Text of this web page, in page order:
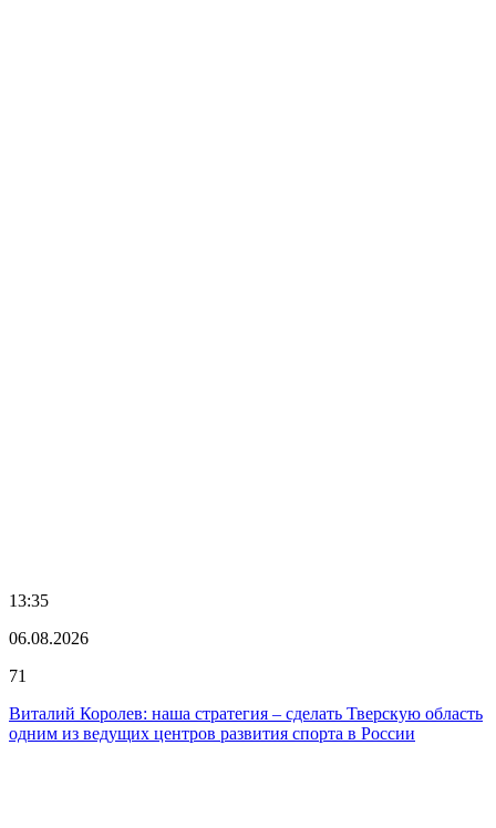
13:35
06.08.2026
71
Виталий Королев: наша стратегия – сделать Тверскую область
одним из ведущих центров развития спорта в России